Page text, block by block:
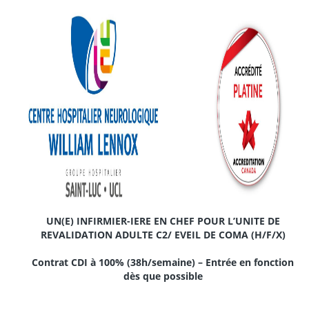
UN(E) INFIRMIER-IERE EN CHEF POUR L’UNITE DE
REVALIDATION ADULTE C2/ EVEIL DE COMA (H/F/X)
Contrat CDI à 100% (38h/semaine) – Entrée en fonction
dès que possible